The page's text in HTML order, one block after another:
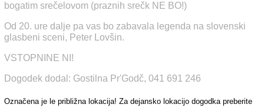
bogatim srečelovom (praznih srečk NE BO!)
Od 20. ure dalje pa vas bo zabavala legenda na slovenski
glasbeni sceni, Peter Lovšin.
VSTOPNINE NI!
Dogodek dodal: Gostilna Pr'Godč, 041 691 246
Označena je le približna lokacija! Za dejansko lokacijo dogodka preberite